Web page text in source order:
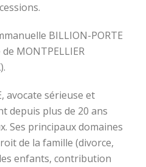
BILLION-PORTE
MONTPELLIER
avocate sérieuse et
depuis plus de 20 ans
Ses principaux domaines
de la famille (divorce,
enfants, contribution